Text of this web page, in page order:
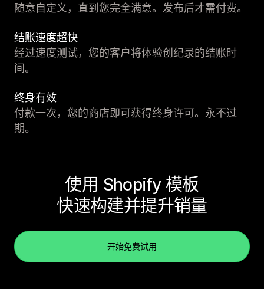
随意自定义，直到您完全满意。发布后才需付费。
结账速度超快
经过速度测试，您的客户将体验创纪录的结账时
间。
终身有效
付款一次，您的商店即可获得终身许可。永不过
期。
使用 Shopify 模板
快速构建并提升销量
开始免费试用